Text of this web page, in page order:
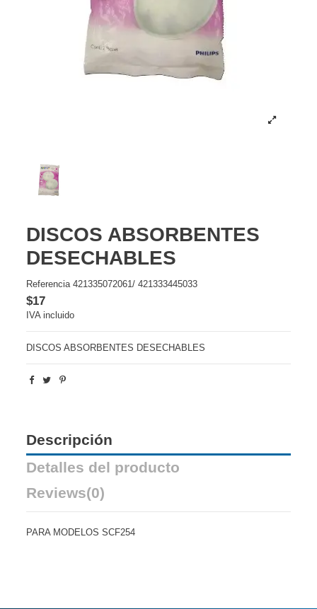
DISCOS ABSORBENTES
DESECHABLES
Referencia 421335072061/ 421333445033
$17
IVA incluido
DISCOS ABSORBENTES DESECHABLES
Descripción
Detalles del producto
Reviews(0)
PARA MODELOS SCF254